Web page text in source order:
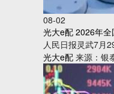
08-02
光大e配 2026年
人民日报灵武7月
光大e配 来源：银